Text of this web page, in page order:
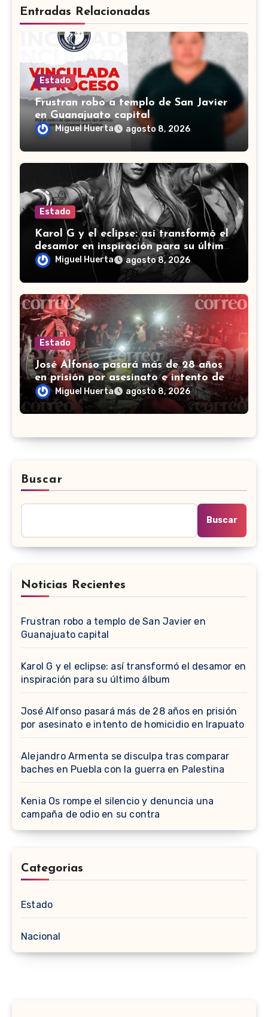
Entradas Relacionadas
Estado
Frustran robo a templo de San Javier
en Guanajuato capital
Miguel Huerta agosto 8, 2026
Estado
Karol G y el eclipse: así transformó el
desamor en inspiración para su último
álbumMiguel Huerta agosto 8, 2026
Estado
José Alfonso pasará más de 28 años
en prisión por asesinato e intento de
homicidio en Irapuato
Miguel Huerta agosto 8, 2026
Buscar
Buscar
Noticias Recientes
Frustran robo a templo de San Javier en
Guanajuato capital
Karol G y el eclipse: así transformó el desamor en
inspiración para su último álbum
José Alfonso pasará más de 28 años en prisión
por asesinato e intento de homicidio en Irapuato
Alejandro Armenta se disculpa tras comparar
baches en Puebla con la guerra en Palestina
Kenia Os rompe el silencio y denuncia una
campaña de odio en su contra
Categorias
Estado
Nacional